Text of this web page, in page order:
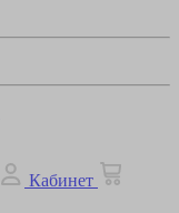
Кабинет